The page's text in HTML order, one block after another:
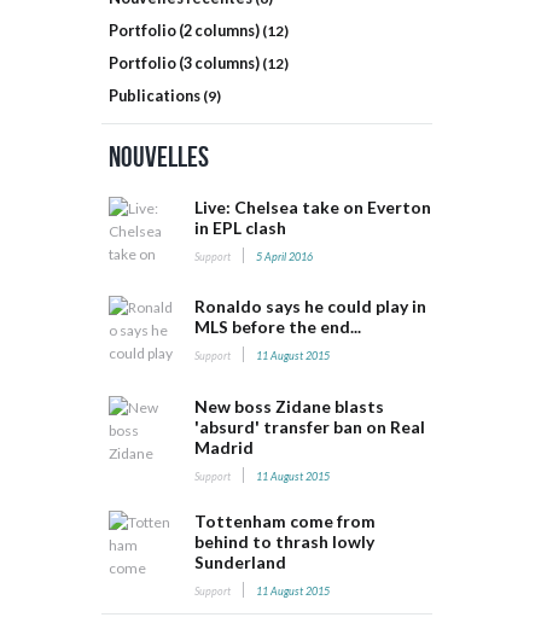
Portfolio (2 columns) (12)
Portfolio (3 columns) (12)
Publications (9)
Nouvelles
Live: Chelsea take on Everton
in EPL clash
Support 5 April 2016
Ronaldo says he could play in
MLS before the end...
Support 11 August 2015
New boss Zidane blasts
'absurd' transfer ban on Real
Madrid
Support 11 August 2015
Tottenham come from
behind to thrash lowly
Sunderland
Support 11 August 2015